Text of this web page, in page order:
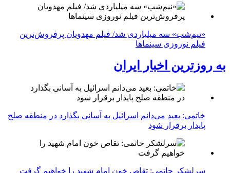
«نیم‌شب» سه میلیاردی شد/ فیلم مهدویان پرفروش‌ترین
فیلم نوروزی سینماها
به روزترین اخبار ایران
خاتمی: بعید می‌دانم اسرائیل به آسانی بگذارد در منطقه صلح
پایدار برقرار شود
سرلشکر حاتمی: تقاص خون امام شهید را خواهیم گرفت